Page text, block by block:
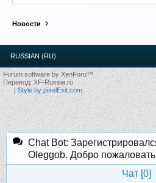
Новости
RUSSIAN (RU)
Forum software by XenForo™
Перевод:XF-Russia.ru
|Style by pixelExit.com
Chat Bot:
Oleggob. Добро
Чат [0]